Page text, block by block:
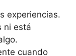
experiencias.
ni está
cuando